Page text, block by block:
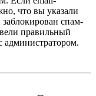
что вы указали
спам-
правильный
администратором.